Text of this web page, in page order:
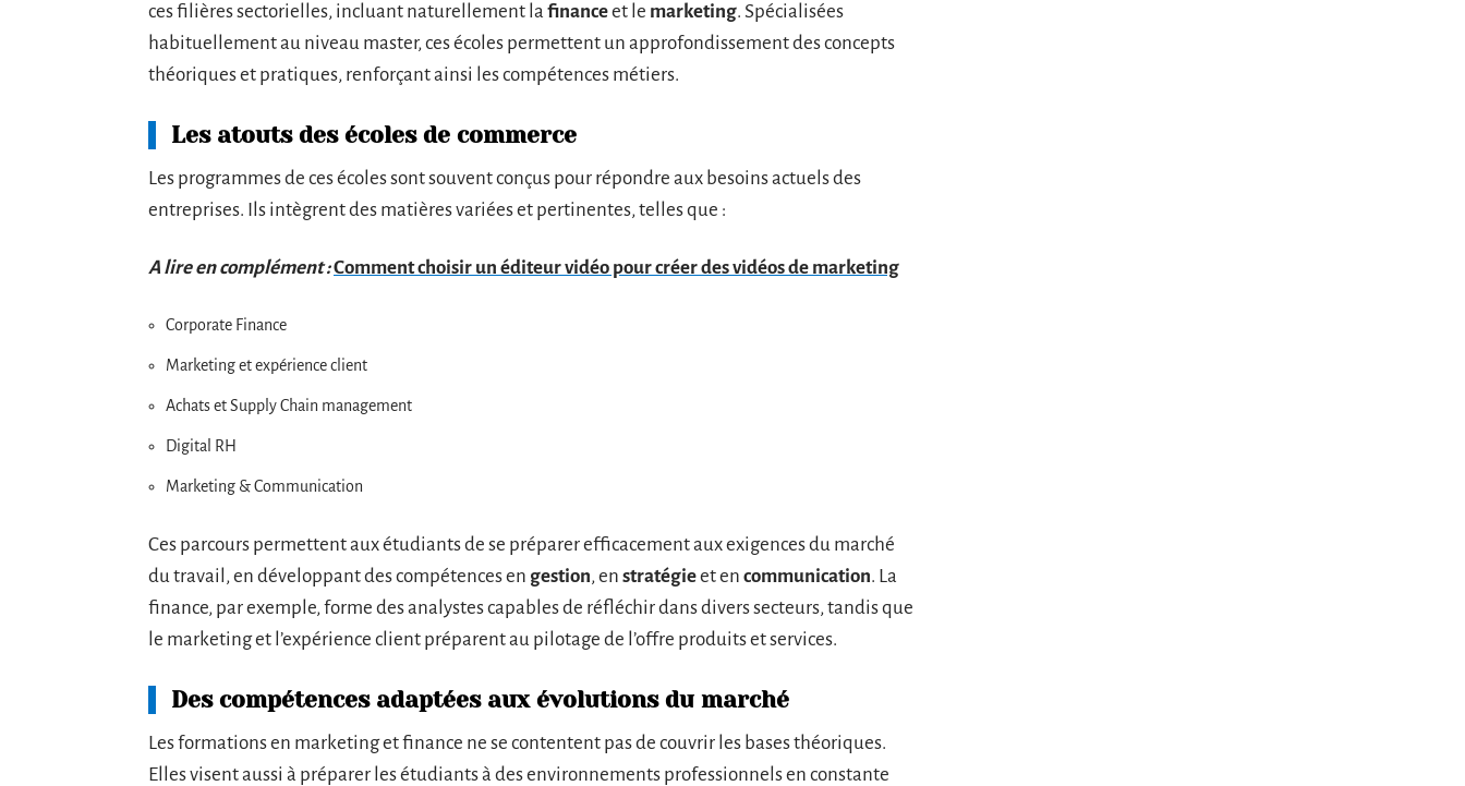
ces filières sectorielles, incluant naturellement la financeet le marketing. Spécialisées
habituellement au niveau master, ces écoles permettent un approfondissement des concepts
théoriques et pratiques, renforçant ainsi les compétences métiers.
Les atouts des écoles de commerce
Les programmes de ces écoles sont souvent conçus pour répondre aux besoins actuels des
entreprises. Ils intègrent des matières variées et pertinentes, telles que :
A lire en complément :Comment choisir un éditeur vidéo pour créer des vidéos de marketing
Corporate Finance
Marketing et expérience client
Achats et Supply Chain management
Digital RH
Marketing & Communication
Ces parcours permettent aux étudiants de se préparer efficacement aux exigences du marché
du travail, en développant des compétences en gestion, en stratégieet en communication. La
finance, par exemple, forme des analystes capables de réfléchir dans divers secteurs, tandis que
le marketing et l’expérience client préparent au pilotage de l’offre produits et services.
Des compétences adaptées aux évolutions du marché
Les formations en marketing et finance ne se contentent pas de couvrir les bases théoriques.
Elles visent aussi à préparer les étudiants à des environnements professionnels en constante